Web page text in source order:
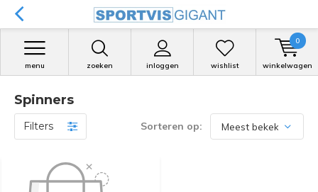
zoeken inloggen
menu wishlist winkelwagen
0
Spinners
Filters Sorteren op: